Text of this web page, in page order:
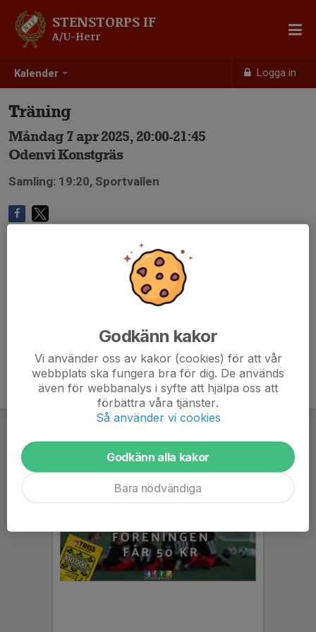
Kalender Logga in
STENSTORPS IF
A/U-Herr
Träning
Måndag 7 apr 2025, 20:00-21:45
Odenvi Konstgräs
Samling: 19:20, Sportvallen
Godkänn kakor
Vi använder oss av kakor (cookies) för att vår
webbplats ska fungera bra för dig. De används
även för webbanalys i syfte att hjälpa oss att
förbättra våra tjänster.
Så använder vi cookies
Godkänn alla kakor
Bara nödvändiga